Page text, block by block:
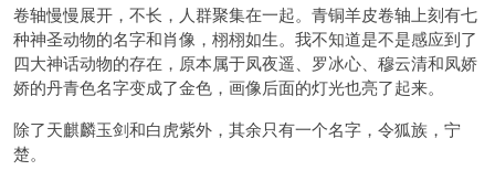
卷轴慢慢展开，不长，人群聚集在一起。青铜羊皮卷轴上刻有七
种神圣动物的名字和肖像，栩栩如生。我不知道是不是感应到了
四大神话动物的存在，原本属于凤夜遥、罗冰心、穆云清和凤娇
娇的丹青色名字变成了金色，画像后面的灯光也亮了起来。
除了天麒麟玉剑和白虎紫外，其余只有一个名字，令狐族，宁
楚。